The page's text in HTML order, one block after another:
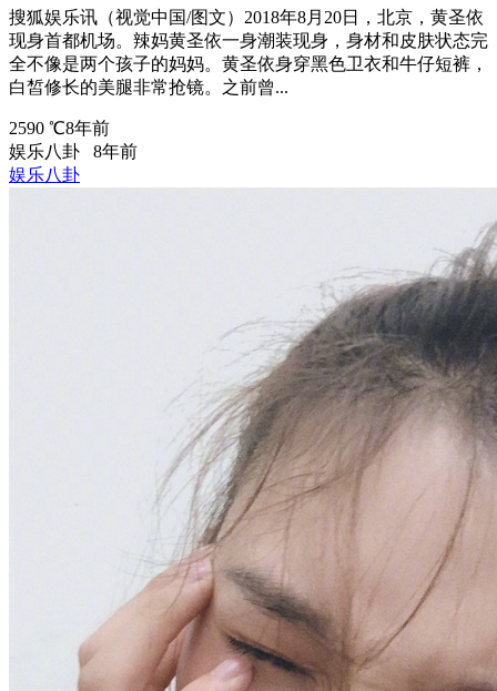
搜狐娱乐讯（视觉中国/图文）2018年8月20日，北京，黄圣依
现身首都机场。辣妈黄圣依一身潮装现身，身材和皮肤状态完
全不像是两个孩子的妈妈。黄圣依身穿黑色卫衣和牛仔短裤，
白皙修长的美腿非常抢镜。之前曾...
2590 ℃8年前
娱乐八卦
8年前
娱乐八卦